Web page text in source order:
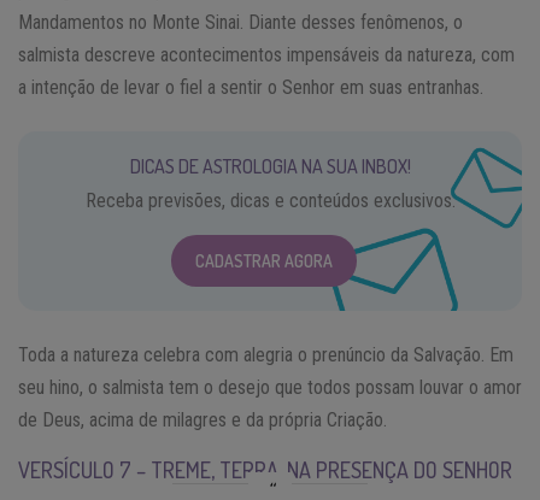
Mandamentos no Monte Sinai. Diante desses fenômenos, o
salmista descreve acontecimentos impensáveis da natureza, com
a intenção de levar o fiel a sentir o Senhor em suas entranhas.
DICAS DE ASTROLOGIA NA SUA INBOX!
Receba previsões, dicas e conteúdos exclusivos.
CADASTRAR AGORA
Toda a natureza celebra com alegria o prenúncio da Salvação. Em
seu hino, o salmista tem o desejo que todos possam louvar o amor
de Deus, acima de milagres e da própria Criação.
VERSÍCULO 7 – TREME, TERRA, NA PRESENÇA DO SENHOR